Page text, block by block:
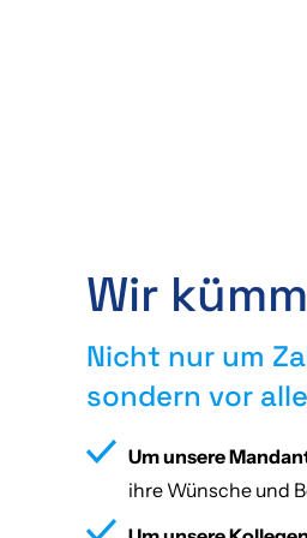
Wir
Nicht nur um
sondern vor
Um unsere
ihre Wünsche und